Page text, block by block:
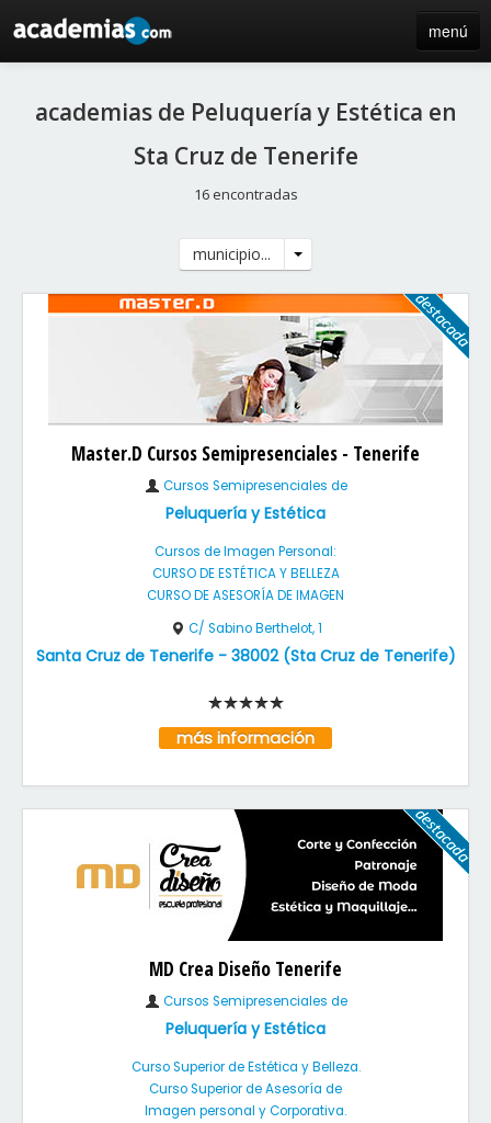
menú
blog
academias de Peluquería y Estética en
Sta Cruz de Tenerife
16 encontradas
municipio...
Master.D Cursos Semipresenciales - Tenerife
Cursos Semipresenciales de
Peluquería y Estética
Cursos de Imagen Personal:
CURSO DE ESTÉTICA Y BELLEZA
CURSO DE ASESORÍA DE IMAGEN
C/ Sabino Berthelot, 1
Santa Cruz de Tenerife- 38002(Sta Cruz de Tenerife)
más información
MD Crea Diseño Tenerife
Cursos Semipresenciales de
Peluquería y Estética
Curso Superior de Estética y Belleza.
Curso Superior de Asesoría de
Imagen personal y Corporativa.